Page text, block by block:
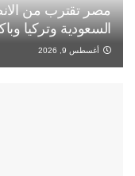
مصر تقترب من
السعودية وتركيا
أغسطس 9, 2026